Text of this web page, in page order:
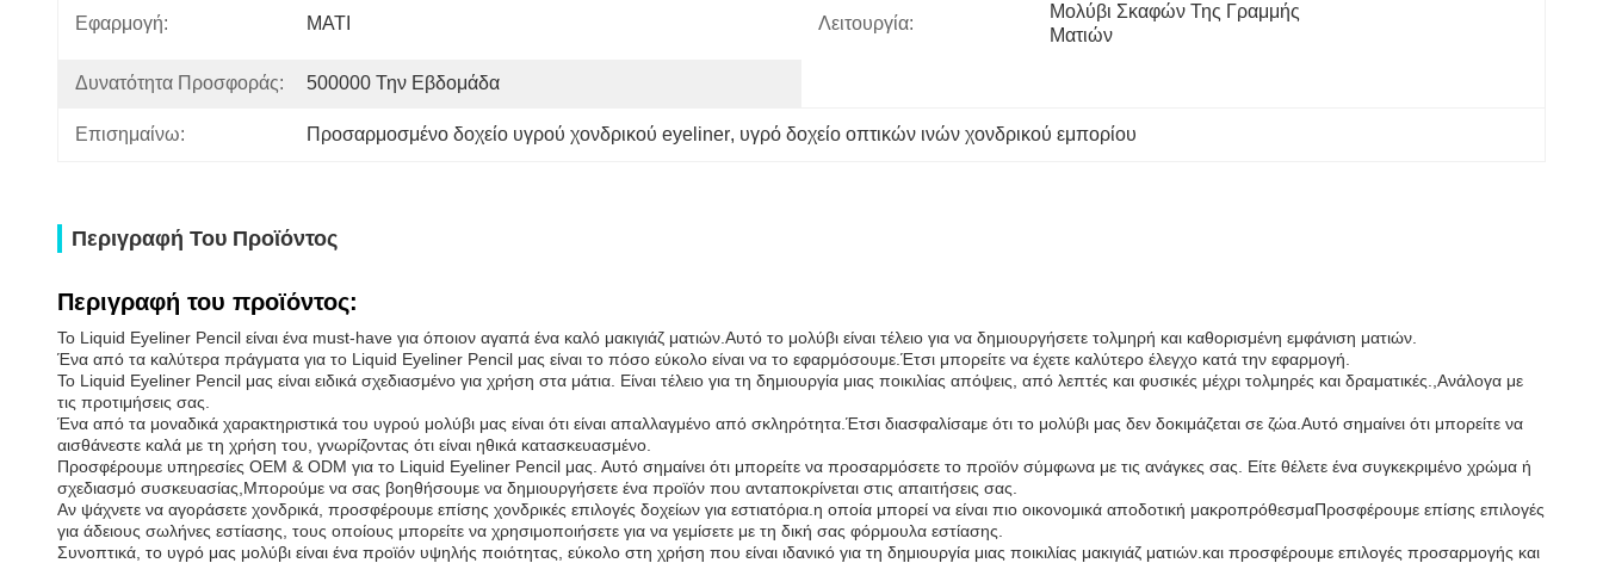
Εφαρμογή: ΜΑΤΙ Λειτουργία:
Μολύβι Σκαφών Της Γραμμής
Ματιών
Δυνατότητα Προσφοράς: 500000 Την Εβδομάδα
Επισημαίνω: Προσαρμοσμένο δοχείο υγρού χονδρικού eyeliner, υγρό δοχείο οπτικών ινών χονδρικού εμπορίου
Περιγραφή Του Προϊόντος
Περιγραφή του προϊόντος:
Το Liquid Eyeliner Pencil είναι ένα must-have για όποιον αγαπά ένα καλό μακιγιάζ ματιών.Αυτό το μολύβι είναι τέλειο για να δημιουργήσετε τολμηρή και καθορισμένη εμφάνιση ματιών.
Ένα από τα καλύτερα πράγματα για το Liquid Eyeliner Pencil μας είναι το πόσο εύκολο είναι να το εφαρμόσουμε.Έτσι μπορείτε να έχετε καλύτερο έλεγχο κατά την εφαρμογή.
Το Liquid Eyeliner Pencil μας είναι ειδικά σχεδιασμένο για χρήση στα μάτια. Είναι τέλειο για τη δημιουργία μιας ποικιλίας απόψεις, από λεπτές και φυσικές μέχρι τολμηρές και δραματικές.,Ανάλογα με
τις προτιμήσεις σας.
Ένα από τα μοναδικά χαρακτηριστικά του υγρού μολύβι μας είναι ότι είναι απαλλαγμένο από σκληρότητα.Έτσι διασφαλίσαμε ότι το μολύβι μας δεν δοκιμάζεται σε ζώα.Αυτό σημαίνει ότι μπορείτε να
αισθάνεστε καλά με τη χρήση του, γνωρίζοντας ότι είναι ηθικά κατασκευασμένο.
Προσφέρουμε υπηρεσίες OEM & ODM για το Liquid Eyeliner Pencil μας. Αυτό σημαίνει ότι μπορείτε να προσαρμόσετε το προϊόν σύμφωνα με τις ανάγκες σας. Είτε θέλετε ένα συγκεκριμένο χρώμα ή
σχεδιασμό συσκευασίας,Μπορούμε να σας βοηθήσουμε να δημιουργήσετε ένα προϊόν που ανταποκρίνεται στις απαιτήσεις σας.
Αν ψάχνετε να αγοράσετε χονδρικά, προσφέρουμε επίσης χονδρικές επιλογές δοχείων για εστιατόρια.η οποία μπορεί να είναι πιο οικονομικά αποδοτική μακροπρόθεσμαΠροσφέρουμε επίσης επιλογές
για άδειους σωλήνες εστίασης, τους οποίους μπορείτε να χρησιμοποιήσετε για να γεμίσετε με τη δική σας φόρμουλα εστίασης.
Συνοπτικά, το υγρό μας μολύβι είναι ένα προϊόν υψηλής ποιότητας, εύκολο στη χρήση που είναι ιδανικό για τη δημιουργία μιας ποικιλίας μακιγιάζ ματιών.και προσφέρουμε επιλογές προσαρμογής και